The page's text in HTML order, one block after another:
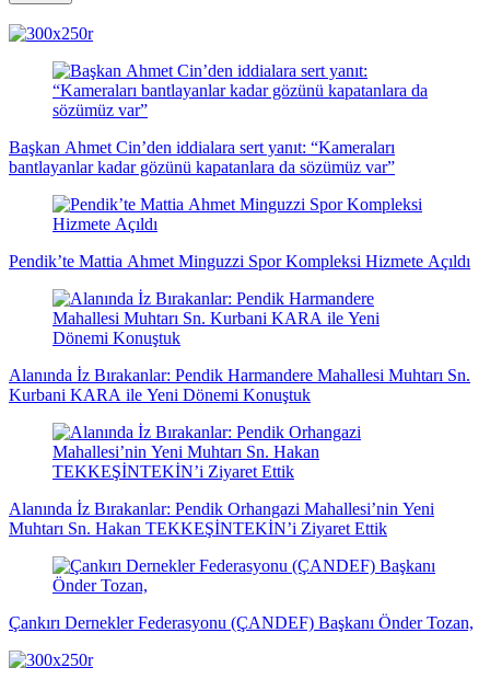
haberleri
haberleri
haberleri
dakika
haberleri
dakika
haberler
haberleri
dakika
haberleri
haberler
haberler
haberleri
haberleri
haberleri
Başkan Ahmet Cin’den iddialara sert yanıt: “Kameraları
bantlayanlar kadar gözünü kapatanlara da sözümüz var”
Pendik’te Mattia Ahmet Minguzzi Spor Kompleksi Hizmete Açıldı
Alanında İz Bırakanlar: Pendik Harmandere Mahallesi Muhtarı Sn.
Kurbani KARA ile Yeni Dönemi Konuştuk
Alanında İz Bırakanlar: Pendik Orhangazi Mahallesi’nin Yeni
Muhtarı Sn. Hakan TEKKEŞİNTEKİN’i Ziyaret Ettik
Çankırı Dernekler Federasyonu (ÇANDEF) Başkanı Önder Tozan,